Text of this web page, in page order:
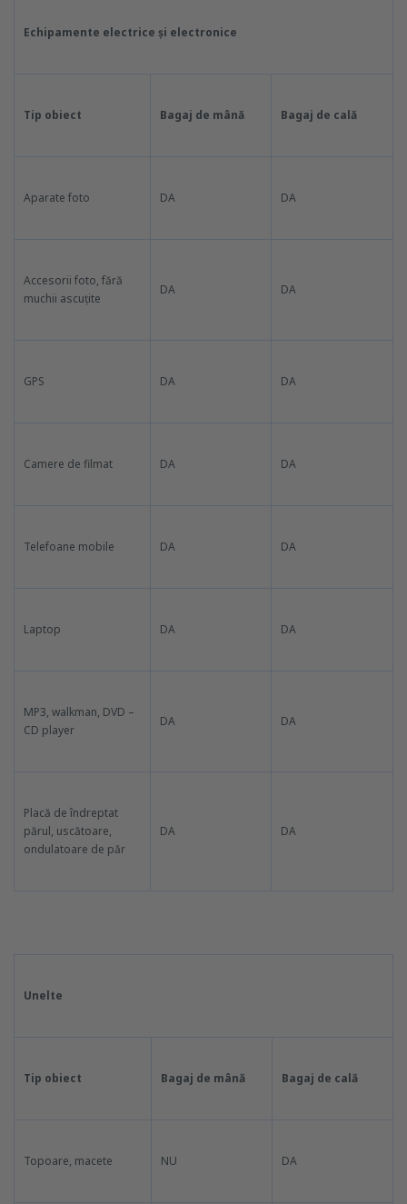
Echipamente electrice și electronice
Tip obiect Bagaj de mână Bagaj de cală
Aparate foto DA DA
Accesorii foto, fără
muchii ascuțite
DA DA
GPS DA DA
Camere de filmat DA DA
Telefoane mobile DA DA
Laptop DA DA
MP3, walkman, DVD –
CD player
DA DA
Placă de îndreptat
părul, uscătoare,
ondulatoare de păr
DA DA
Unelte
Tip obiect Bagaj de mână Bagaj de cală
Topoare, macete NU DA